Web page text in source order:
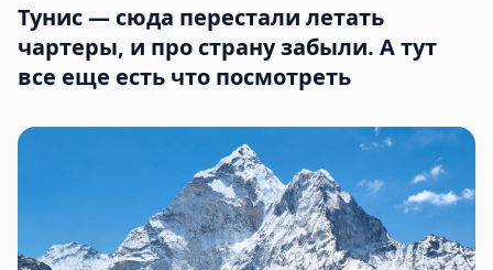
Тунис — сюда перестали летать
чартеры, и про страну забыли. А тут
все еще есть что посмотреть